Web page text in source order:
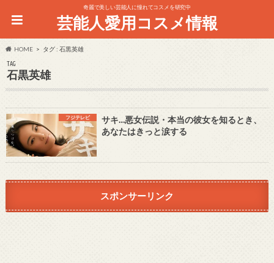
奇麗で美しい芸能人に憧れてコスメを研究中
芸能人愛用コスメ情報
HOME タグ : 石黒英雄
TAG
石黒英雄
フジテレビ
サキ…悪女伝説・本当の彼女を知るとき、
あなたはきっと涙する
スポンサーリンク